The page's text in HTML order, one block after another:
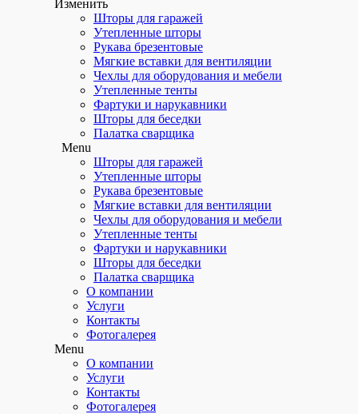
Изменить
Шторы для гаражей
Утепленные шторы
Рукава брезентовые
Мягкие вставки для вентиляции
Чехлы для оборудования и мебели
Утепленные тенты
Фартуки и нарукавники
Шторы для беседки
Палатка сварщика
Menu
Шторы для гаражей
Утепленные шторы
Рукава брезентовые
Мягкие вставки для вентиляции
Чехлы для оборудования и мебели
Утепленные тенты
Фартуки и нарукавники
Шторы для беседки
Палатка сварщика
О компании
Услуги
Контакты
Фотогалерея
Menu
О компании
Услуги
Контакты
Фотогалерея